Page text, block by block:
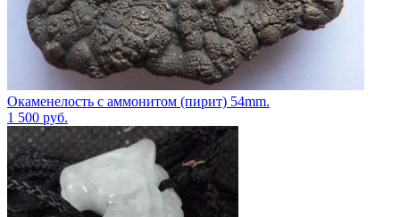
Окаменелость с аммонитом (пирит) 54mm.
1 500 руб.